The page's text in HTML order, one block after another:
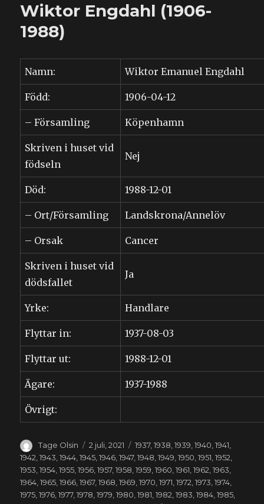
(1909-
Wiktor Engdahl (1906-
1988)
Namn: Wiktor Emanuel Engdahl
Född: 1906-04-12
– Församling Köpenhamn
Skriven i huset vid
födseln
Nej
Död: 1988-12-01
– Ort/Församling Landskrona/Annelöv
– Orsak Cancer
Skriven i huset vid
dödsfallet
Ja
Yrke: Handlare
Flyttar in: 1937-08-03
Flyttar ut: 1988-12-01
Ägare: 1937-1988
Övrigt:
Författare
Tage Olsin
Publicerat
den
2 juli, 2021 Kategorier
1937,1938,1939,1940,1941,
1942,1943,1944,1945,1946,1947,1948,1949,1950,1951,1952,
1953,1954,1955,1956,1957,1958,1959,1960,1961,1962,1963,
1964,1965,1966,1967,1968,1969,1970,1971,1972,1973,1974,
1975,1976,1977,1978,1979,1980,1981,1982,1983,1984,1985,